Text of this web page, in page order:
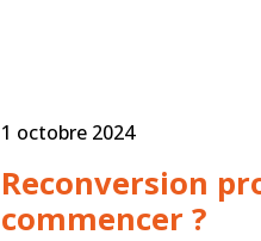
1 octobre 2024
Reconversion
commencer ?